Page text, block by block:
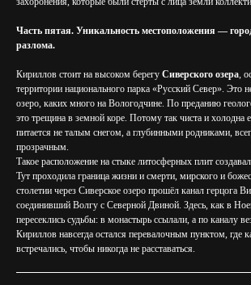
Часть пятая. Уникальность местоположения —
разлома.
Кириллов стоит на высоком берегу Сиверского озера,
территории национального парка «Русский Север». Это
озеро, каких много на Вологодчине. По преданию
это трещина в земной коре. Потому так чиста и холодна
питается не талым снегом, а глубинными родниками,
прозрачным.
Такое расположение на стыке литосферных плит
Тут проходила граница жизни и смерти, мирского и
столетии через Сиверское озеро прошёл канал герцога
соединивший Волгу с Северной Двиной. Здесь, как в
пересеклись судьбы: в монастырь ссылали, а по каналу
Кириллов навсегда остался перевалочным пунктом, где
встречались, чтобы никогда не расставаться.